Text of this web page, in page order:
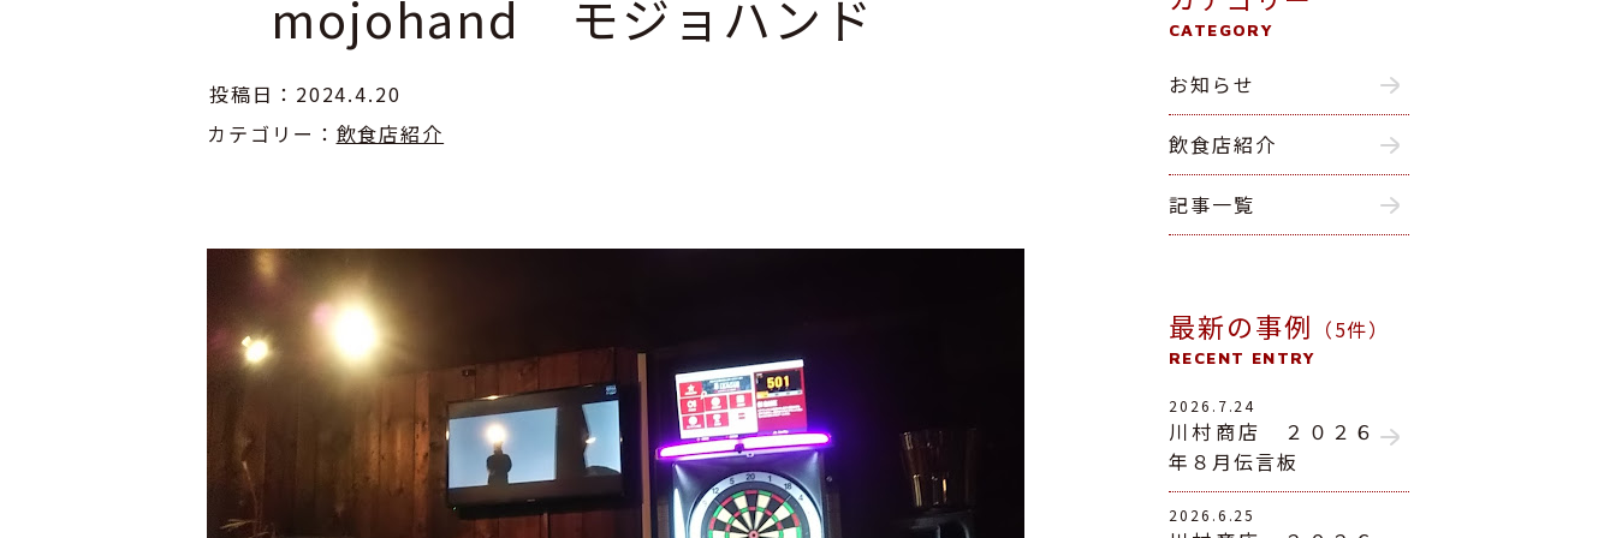
mojohand モジョハンド
投稿日：2024.4.20
カテゴリー： 飲食店紹介
CATEGORY
お知らせ
飲食店紹介
記事一覧
最新の事例 （5件）
RECENT ENTRY
2026.7.24
川村商店 ２０２６
年８月伝言板
2026.6.25